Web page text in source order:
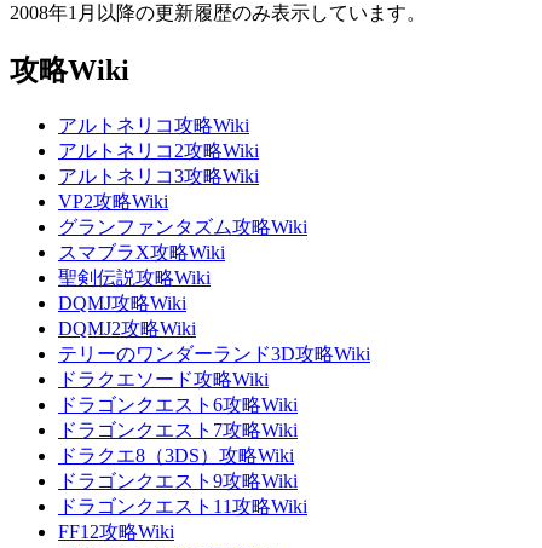
2008年1月以降の更新履歴のみ表示しています。
攻略Wiki
アルトネリコ攻略Wiki
アルトネリコ2攻略Wiki
アルトネリコ3攻略Wiki
VP2攻略Wiki
グランファンタズム攻略Wiki
スマブラX攻略Wiki
聖剣伝説攻略Wiki
DQMJ攻略Wiki
DQMJ2攻略Wiki
テリーのワンダーランド3D攻略Wiki
ドラクエソード攻略Wiki
ドラゴンクエスト6攻略Wiki
ドラゴンクエスト7攻略Wiki
ドラクエ8（3DS）攻略Wiki
ドラゴンクエスト9攻略Wiki
ドラゴンクエスト11攻略Wiki
FF12攻略Wiki